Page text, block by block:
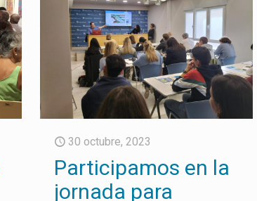
30 octubre, 2023
Participamos en la
jornada para